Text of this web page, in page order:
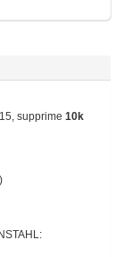
supprime 10k